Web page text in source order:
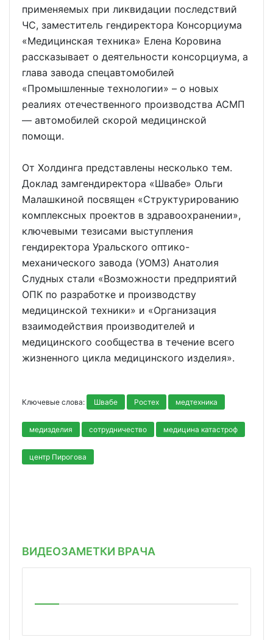
применяемых при ликвидации последствий
ЧС, заместитель гендиректора Консорциума
«Медицинская техника» Елена Коровина
рассказывает о деятельности консорциума, а
глава завода спецавтомобилей
«Промышленные технологии» – о новых
реалиях отечественного производства АСМП
— автомобилей скорой медицинской
помощи.
От Холдинга представлены несколько тем.
Доклад замгендиректора «Швабе» Ольги
Малашкиной посвящен «Структурированию
комплексных проектов в здравоохранении»,
ключевыми тезисами выступления
гендиректора Уральского оптико-
механического завода (УОМЗ) Анатолия
Слудных стали «Возможности предприятий
ОПК по разработке и производству
медицинской техники» и «Организация
взаимодействия производителей и
медицинского сообщества в течение всего
жизненного цикла медицинского изделия».
Ключевые слова: Швабе Ростех медтехника
медизделия сотрудничество медицина катастроф
центр Пирогова
ВИДЕОЗАМЕТКИ ВРАЧА